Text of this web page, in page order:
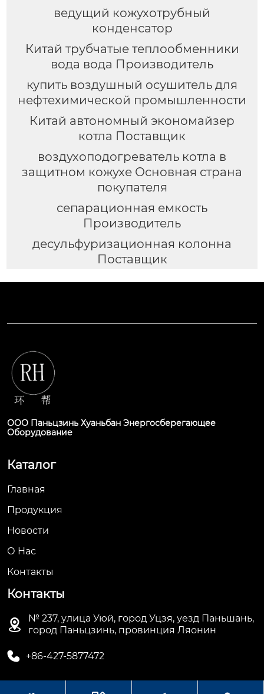
ведущий кожухотрубный
конденсатор
Китай трубчатые теплообменники
вода вода Производитель
купить воздушный осушитель для
нефтехимической промышленности
Китай автономный экономайзер
котла Поставщик
воздухоподогреватель котла в
защитном кожухе Основная страна
покупателя
сепарационная емкость
Производитель
десульфуризационная колонна
Поставщик
ООО Паньцзинь Хуаньбан Энергосберегающее
Оборудование
Каталог
Главная
Продукция
Новости
О Hас
Контакты
Контакты

№ 237, улица Уюй, город Уцзя, уезд Паньшань,
город Паньцзинь, провинция Ляонин
 +86-427-5877472